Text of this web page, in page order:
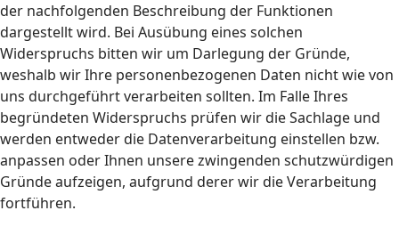
der nachfolgenden Beschreibung der Funktionen
dargestellt wird. Bei Ausübung eines solchen
Widerspruchs bitten wir um Darlegung der Gründe,
weshalb wir Ihre personenbezogenen Daten nicht wie von
uns durchgeführt verarbeiten sollten. Im Falle Ihres
begründeten Widerspruchs prüfen wir die Sachlage und
werden entweder die Datenverarbeitung einstellen bzw.
anpassen oder Ihnen unsere zwingenden schutzwürdigen
Gründe aufzeigen, aufgrund derer wir die Verarbeitung
fortführen.